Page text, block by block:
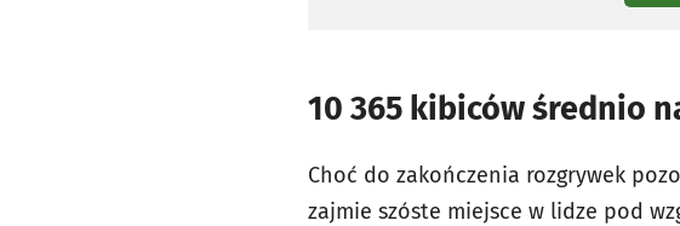
10 365 kibiców średnio
Choć do zakończenia rozgrywek
zajmie szóste miejsce w lidze pod